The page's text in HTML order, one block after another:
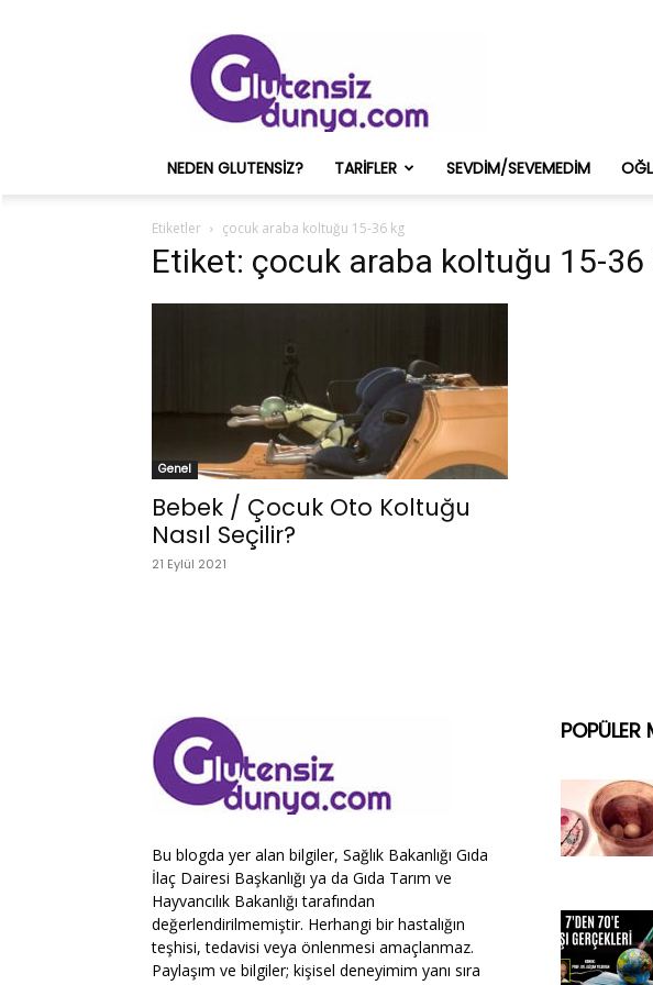
ve
Onun
Sağlık
Deneyimleri
NEDEN GLUTENSIZ? TARIFLER SEVDIM/SEVEMEDIM
Etiketler çocuk araba koltuğu 15-36 kg
Etiket: çocuk araba koltuğu 15-36
Genel
Bebek / Çocuk Oto Koltuğu
Nasıl Seçilir?
21 Eylül 2021
Bu blogda yer alan bilgiler, Sağlık Bakanlığı Gıda
İlaç Dairesi Başkanlığı ya da Gıda Tarım ve
Hayvancılık Bakanlığı tarafından
değerlendirilmemiştir. Herhangi bir hastalığın
teşhisi, tedavisi veya önlenmesi amaçlanmaz.
Paylaşım ve bilgiler; kişisel deneyimim yanı sıra
POPÜLER